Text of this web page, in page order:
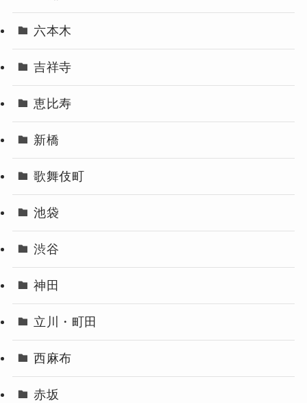
六本木
吉祥寺
恵比寿
新橋
歌舞伎町
池袋
渋谷
神田
立川・町田
西麻布
赤坂